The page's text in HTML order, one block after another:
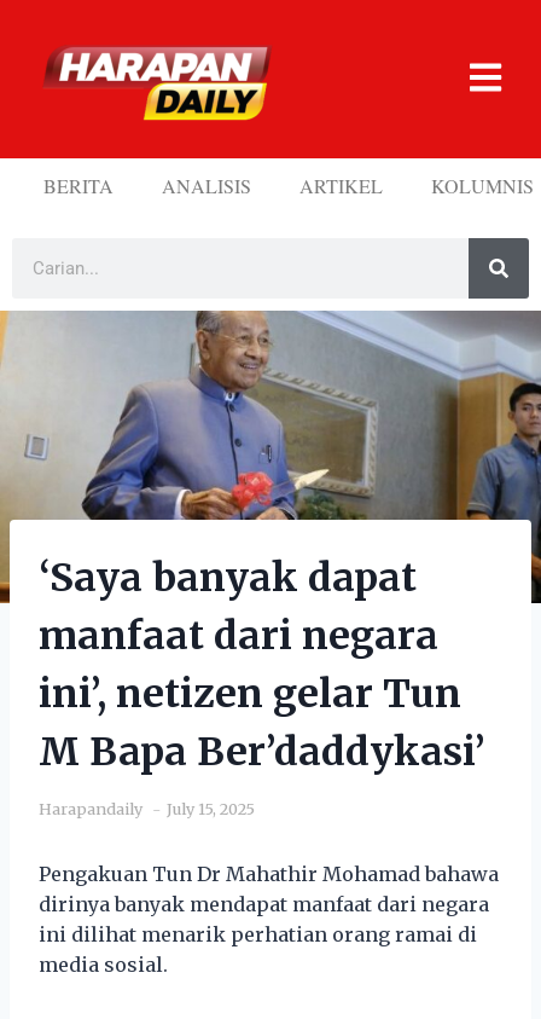
BERITA ANALISIS ARTIKEL KOLUMNIS
‘Saya banyak dapat
manfaat dari negara
ini’, netizen gelar Tun
M Bapa Ber’daddykasi’
Harapandaily July 15, 2025
Pengakuan Tun Dr Mahathir Mohamad bahawa
dirinya banyak mendapat manfaat dari negara
ini dilihat menarik perhatian orang ramai di
media sosial.